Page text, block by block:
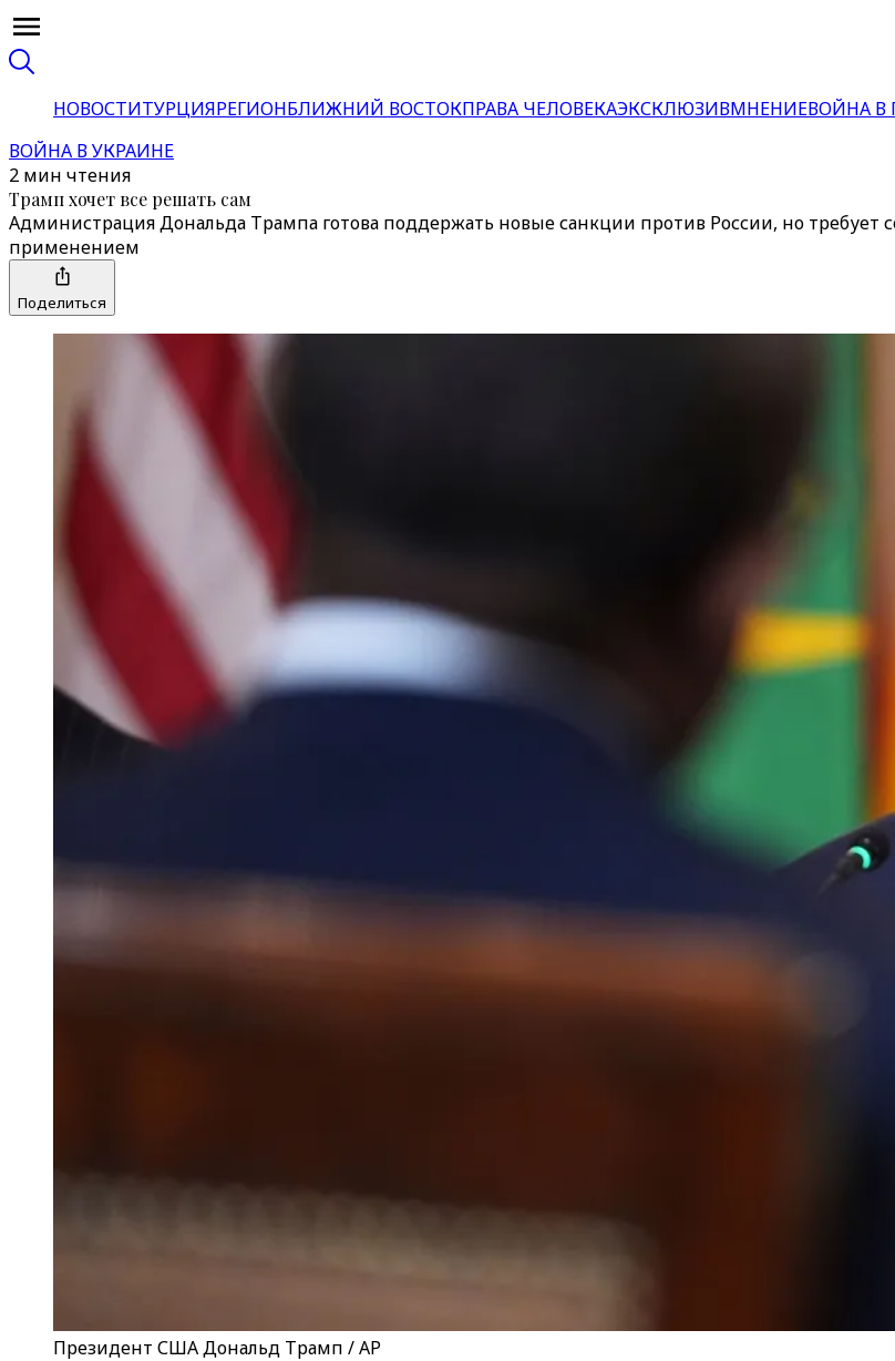
НОВОСТИТУРЦИЯРЕГИОНБЛИЖНИЙ ВОСТОКПРАВА ЧЕЛОВЕКАЭКСКЛЮЗИВМНЕНИЕВОЙНА В
ВОЙНА В УКРАИНЕ
2 мин чтения
Трамп хочет все решать сам
Администрация Дональда Трампа готова поддержать новые санкции против России, но требует
применением
Поделиться
Президент США Дональд Трамп / AP